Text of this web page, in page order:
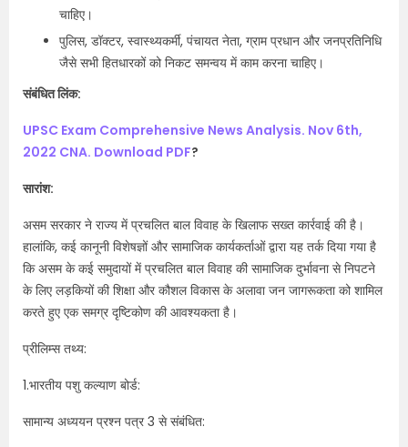
चाहिए।
पुलिस, डॉक्टर, स्वास्थ्यकर्मी, पंचायत नेता, ग्राम प्रधान और जनप्रतिनिधि
जैसे सभी हितधारकों को निकट समन्वय में काम करना चाहिए।
संबंधित लिंक:
UPSC Exam Comprehensive News Analysis. Nov 6th,
2022 CNA. Download PDF?
सारांश:
असम सरकार ने राज्य में प्रचलित बाल विवाह के खिलाफ सख्त कार्रवाई की है।
हालांकि, कई कानूनी विशेषज्ञों और सामाजिक कार्यकर्ताओं द्वारा यह तर्क दिया गया है
कि असम के कई समुदायों में प्रचलित बाल विवाह की सामाजिक दुर्भावना से निपटने
के लिए लड़कियों की शिक्षा और कौशल विकास के अलावा जन जागरूकता को शामिल
करते हुए एक समग्र दृष्टिकोण की आवश्यकता है।
प्रीलिम्स तथ्य:
1.भारतीय पशु कल्याण बोर्ड:
सामान्य अध्ययन प्रश्न पत्र 3 से संबंधित: